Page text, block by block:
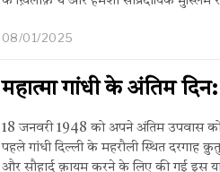
08/01/2025
महात्मा गांधी के अंतिम दिन:
18 जनवरी 1948 को अपने अंतिम उपवास को
पहले गांधी दिल्ली के महरौली स्थित दरगाह
और सौहार्द क़ायम करने के लिए की गई इस